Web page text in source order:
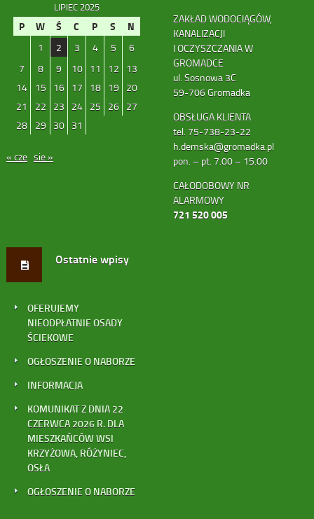
LIPIEC 2025
P W Ś C P S N
1 2 3 4 5
6
7
8 9 10 11 12
13
14
15 16 17 18 19
20
21
22 23 24 25 26
27
28
29 30 31
« cze sie »
ZAKŁAD WODOCIĄGÓW,
KANALIZACJI
I OCZYSZCZANIA W
GROMADCE
ul. Sosnowa 3C
59-706 Gromadka
OBSŁUGA KLIENTA
tel. 75-738-23-22
h.demska@gromadka.pl
pon. – pt. 7.00 – 15.00
CAŁODOBOWY NR
ALARMOWY
721 520 005
Ostatnie wpisy
OFERUJEMY
NIEODPŁATNIE OSADY
ŚCIEKOWE
OGŁOSZENIE O NABORZE
INFORMACJA
KOMUNIKAT Z DNIA 22
CZERWCA 2026 R. DLA
MIESZKAŃCÓW WSI
KRZYŻOWA, RÓŻYNIEC,
OSŁA
OGŁOSZENIE O NABORZE